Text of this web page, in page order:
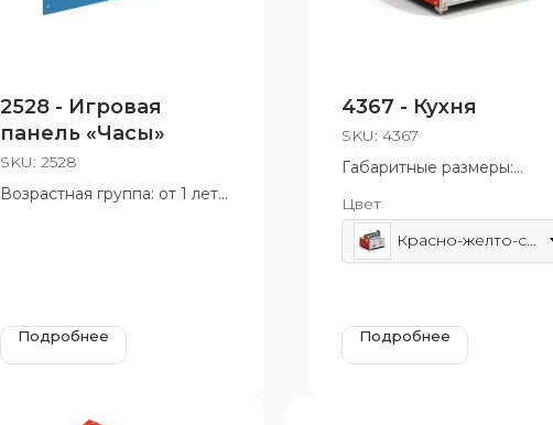
2528 - Игровая
панель «Часы»
SKU: 2528
Возрастная группа: от 1 лет
Подробнее
4367 - Кухня
SKU: 4367
Габаритные размеры:
Возрастная группа: от 3 лет
Цвет
Красно-желто-синий
Подробнее